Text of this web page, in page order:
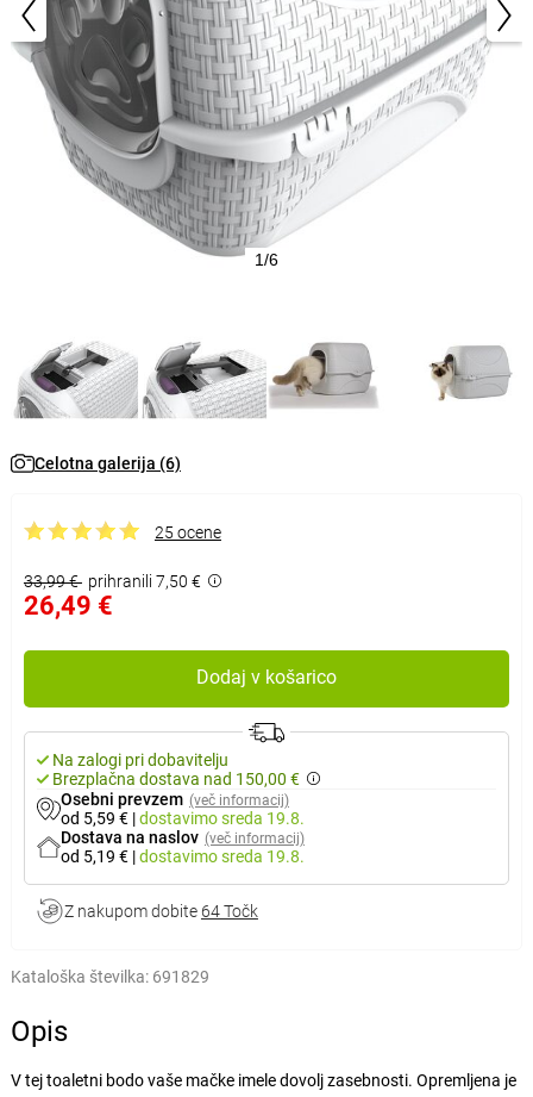
1/6
Celotna galerija (6)
25 ocene
33,99 € prihranili 7,50 €
26,49 €
Dodaj v košarico
Na zalogi pri dobavitelju
Brezplačna dostava nad 150,00 €
Osebni prevzem (več informacij)
od 5,59 € |dostavimosreda 19.8.
Dostava na naslov (več informacij)
od 5,19 € |dostavimosreda 19.8.
Z nakupom dobite 64 Točk
Kataloška številka: 691829
Opis
V tej toaletni bodo vaše mačke imele dovolj zasebnosti. Opremljena je